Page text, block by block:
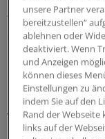
therapeutischen
der einzelne
Darüber hinaus
Erkenntnissen
Tumoren gegen
identifizieren
unsere Partner
bereitzustellen“
ablehnen oder
deaktiviert. Wenn
und Anzeigen
können dieses
Einstellungen zu
indem Sie auf den
Rand der
links auf der